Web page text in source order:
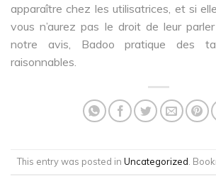
apparaître chez les utilisatrices, et si
vous n’aurez pas le droit de leur
notre avis, Badoo pratique des
raisonnables.
This entry was posted in Uncategorized .